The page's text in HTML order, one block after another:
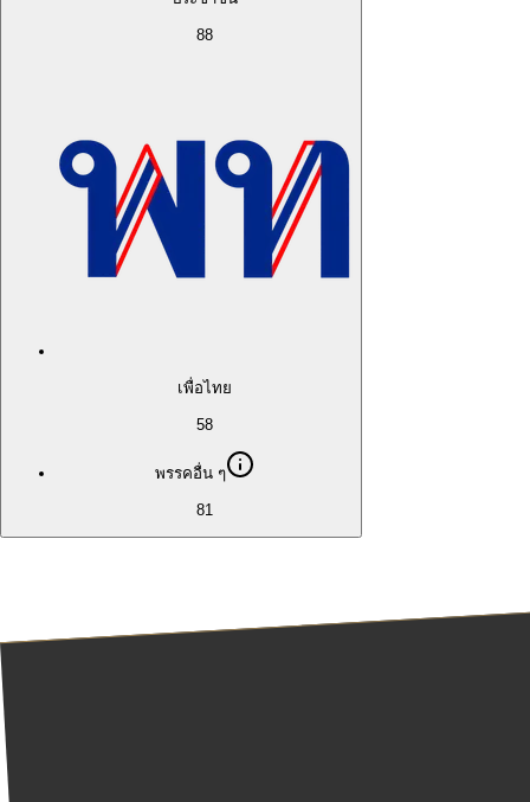
88
เพื่อไทย
58
พรรคอื่น ๆ
81